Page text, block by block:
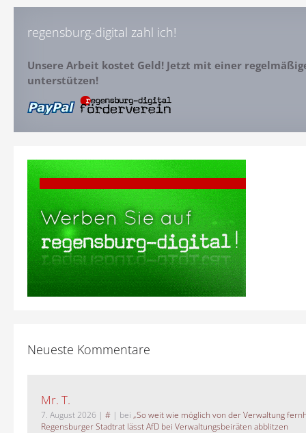
regensburg-digital zahl ich!
Unsere Arbeit kostet Geld! Jetzt mit einer
unterstützen!
Neueste Kommentare
Mr. T.
7. August 2026 | # | bei „So weit wie möglich von der Verwaltung
Regensburger Stadtrat lässt AfD bei Verwaltungsbeiräten abblitzen